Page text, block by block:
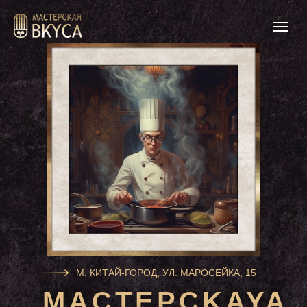
М. КИТАЙ-ГОРОД, УЛ. МАРОСЕЙКА, 15